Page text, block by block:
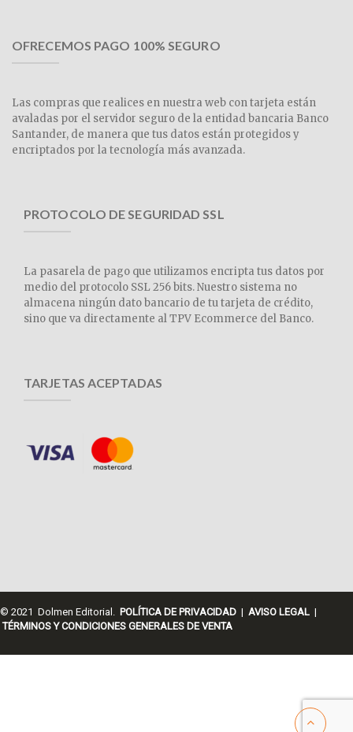
OFRECEMOS PAGO 100% SEGURO
Las compras que realices en nuestra web con tarjeta están
avaladas por el servidor seguro de la entidad bancaria Banco
Santander, de manera que tus datos están protegidos y
encriptados por la tecnología más avanzada.
PROTOCOLO DE SEGURIDAD SSL
La pasarela de pago que utilizamos encripta tus datos por
medio del protocolo SSL 256 bits. Nuestro sistema no
almacena ningún dato bancario de tu tarjeta de crédito,
sino que va directamente al TPV Ecommerce del Banco.
TARJETAS ACEPTADAS
© 2021 Dolmen Editorial. POLÍTICA DE PRIVACIDAD | AVISO LEGAL |
TÉRMINOS Y CONDICIONES GENERALES DE VENTA